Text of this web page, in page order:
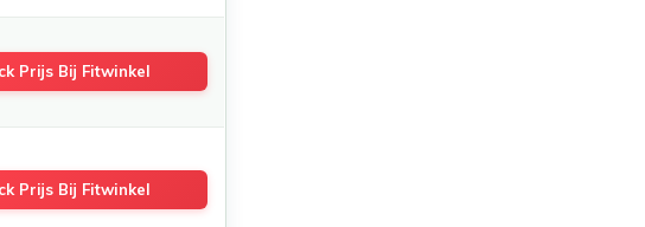
Prijs Bij Fitwinkel
Prijs Bij Fitwinkel